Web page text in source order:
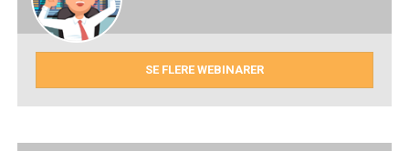
SE FLERE WEBINARER